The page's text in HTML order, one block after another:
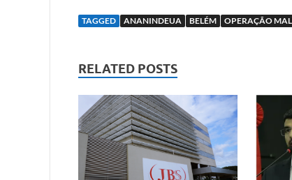
TAGGED ANANINDEUA BELÉM OPERAÇÃO
RELATED POSTS